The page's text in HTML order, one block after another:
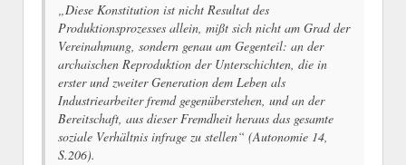
„Diese Konstitution ist nicht Resultat des
Produktionsprozesses allein, mißt sich nicht am Grad der
Vereinahmung, sondern genau am Gegenteil: an der
archaischen Reproduktion der Unterschichten, die in
erster und zweiter Generation dem Leben als
Industriearbeiter fremd gegenüberstehen, und an der
Bereitschaft, aus dieser Fremdheit heraus das gesamte
soziale Verhältnis infrage zu stellen“ (Autonomie 14,
S.206).